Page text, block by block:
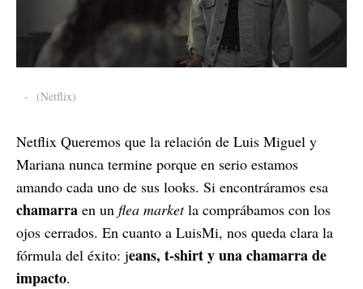
- (Netflix)
Netflix Queremos que la relación de Luis Miguel y
Mariana nunca termine porque en serio estamos
amando cada uno de sus looks. Si encontráramos esa
chamarra en un flea marketla comprábamos con los
ojos cerrados. En cuanto a LuisMi, nos queda clara la
fórmula del éxito: jeans, t-shirt y una chamarra de
impacto.